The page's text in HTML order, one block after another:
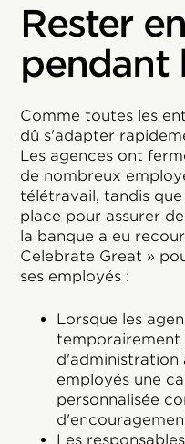
Rester
pendant
Comme toutes les
dû s'adapter
Les agences ont
de nombreux
télétravail, tandis
place pour assurer
la banque a eu
Celebrate Great »
ses employés :
Lorsque les
temporairement
d'administration
employés une
personnalisée
Les